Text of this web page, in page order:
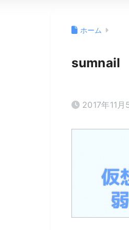
ホーム
sumnail
2017年11月